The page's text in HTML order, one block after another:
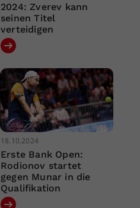
2024: Zverev kann
seinen Titel
verteidigen
18.10.2024
Erste Bank Open:
Rodionov startet
gegen Munar in die
Qualifikation